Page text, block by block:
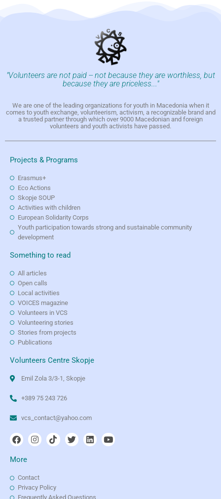
"Volunteers are not paid -- not because they are worthless, but
because they are priceless..."
We are one of the leading organizations for youth in Macedonia when it
comes to youth exchange, volunteerism, activism, a recognizable brand and
a trusted partner through which over 9000 Macedonian and foreign
volunteers and youth activists have passed.
Projects & Programs
Erasmus+
Eco Actions
Skopje SOUP
Activities with children
European Solidarity Corps
Youth participation towards strong and sustainable community
development
Something to read
All articles
Open calls
Local activities
VOICES magazine
Volunteers in VCS
Volunteering stories
Stories from projects
Publications
Volunteers Centre Skopje
Emil Zola 3/3-1, Skopje
+389 75 243 726
vcs_contact@yahoo.com
More
Contact
Privacy Policy
Frequently Asked Questions